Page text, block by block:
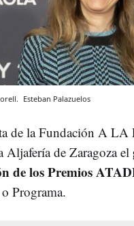
Esteban Palazuelos
de la Fundación A LA
Aljafería de Zaragoza el
de los Premios
Programa.